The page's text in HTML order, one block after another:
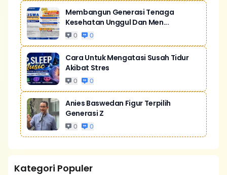
Membangun Generasi Tenaga
Kesehatan Unggul Dan Men...
0 0
Cara Untuk Mengatasi Susah Tidur
Akibat Stres
0 0
Anies Baswedan Figur Terpilih
Generasi Z
0 0
Kategori Populer